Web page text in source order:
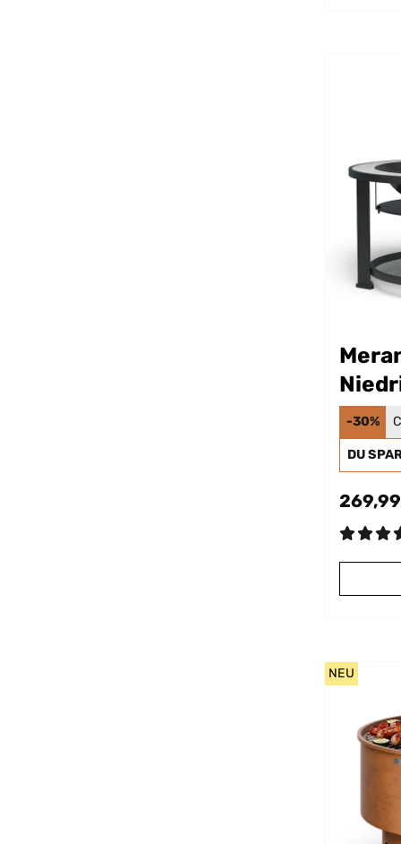
mit
-30%
DU
NEU